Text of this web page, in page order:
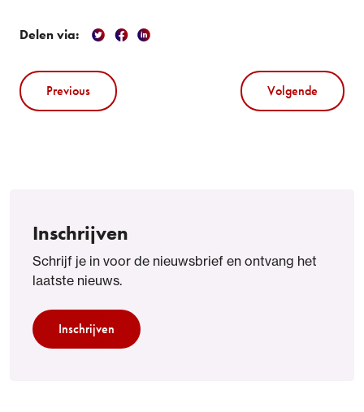
Delen via:
Previous Volgende
Inschrijven
Schrijf je in voor de nieuwsbrief en ontvang het
laatste nieuws.
Inschrijven